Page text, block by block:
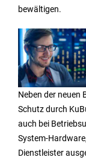
bewältigen.
Neben der neuen
Schutz durch
auch bei
System-
Dienstleister